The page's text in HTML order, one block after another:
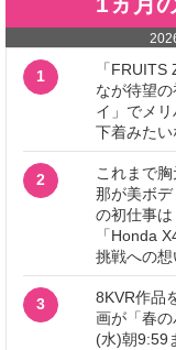
1
「
なが待望
イ」でメ
下着みたい
2
これまで
那が美ボ
の初仕事
「Honda
挑戦への
3
8KVR作品
画が「春
(水)朝9:59